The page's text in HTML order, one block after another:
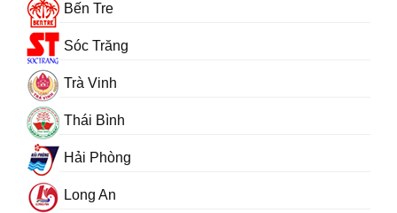
Bến Tre
Sóc Trăng
Trà Vinh
Thái Bình
Hải Phòng
Long An